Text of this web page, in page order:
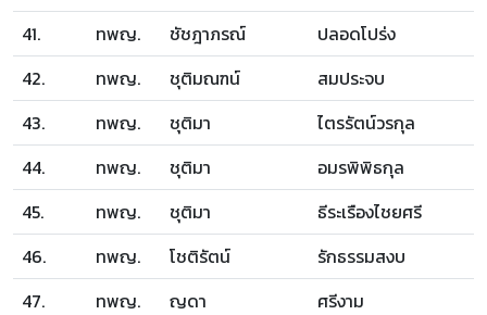
41.
ทพญ. ชัชฎาภรณ์
ปลอดโปร่ง
42.
ทพญ. ชุติมณฑน์
สมประจบ
43.
ทพญ. ชุติมา
ไตรรัตน์วรกุล
44.
ทพญ. ชุติมา
อมรพิพิธกุล
45.
ทพญ. ชุติมา
ธีระเรืองไชยศรี
46.
ทพญ. โชติรัตน์
รักธรรมสงบ
47.
ทพญ. ญดา
ศรีงาม